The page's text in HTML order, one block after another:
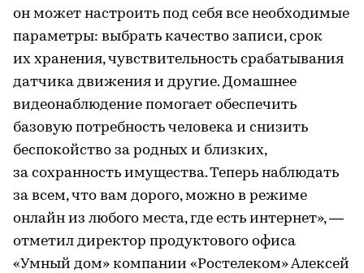
он может настроить под себя все необходимые
параметры: выбрать качество записи, срок
их хранения, чувствительность срабатывания
датчика движения и другие. Домашнее
видеонаблюдение помогает обеспечить
базовую потребность человека и снизить
беспокойство за родных и близких,
за сохранность имущества. Теперь наблюдать
за всем, что вам дорого, можно в режиме
онлайн из любого места, где есть интернет», —
отметил директор продуктового офиса
«Умный дом» компании «Ростелеком» Алексей